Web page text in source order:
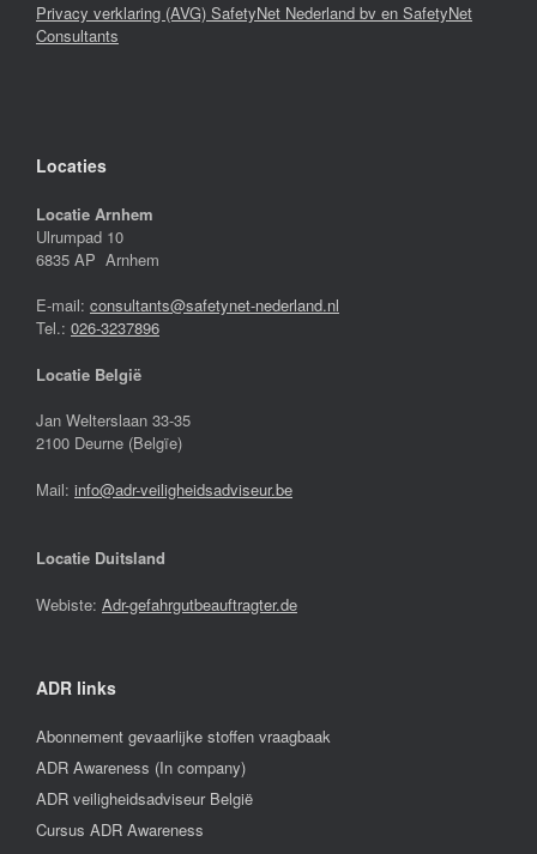
Privacy verklaring (AVG) SafetyNet Nederland bv en SafetyNet
Consultants
Locaties
Locatie Arnhem
Ulrumpad 10
6835 AP Arnhem
E-mail: consultants@safetynet-nederland.nl
Tel.: 026-3237896
Locatie België
Jan Welterslaan 33-35
2100 Deurne (Belgïe)
Mail: info@adr-veiligheidsadviseur.be
Locatie Duitsland
Webiste: Adr-gefahrgutbeauftragter.de
ADR links
Abonnement gevaarlijke stoffen vraagbaak
ADR Awareness (In company)
ADR veiligheidsadviseur België
Cursus ADR Awareness